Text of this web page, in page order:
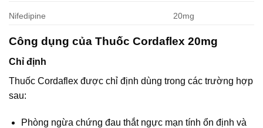
Nifedipine 20mg
Công dụng của Thuốc Cordaflex 20mg
Chỉ định
Thuốc Cordaflex được chỉ định dùng trong các trường hợp
sau:
Phòng ngừa chứng đau thắt ngực mạn tính ổn định và